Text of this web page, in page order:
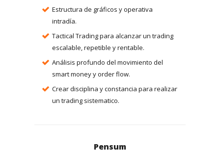
Estructura de gráficos y operativa
intradía.
Tactical Trading para alcanzar un trading
escalable, repetible y rentable.
Análisis profundo del movimiento del
smart money y order flow.
Crear disciplina y constancia para realizar
un trading sistematico.
Pensum